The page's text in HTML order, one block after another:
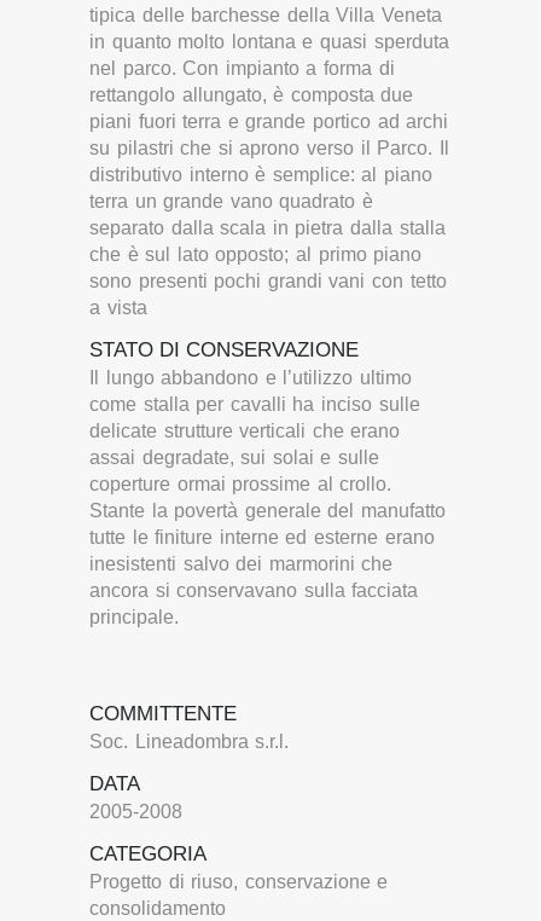
tipica delle barchesse della Villa Veneta
in quanto molto lontana e quasi sperduta
nel parco. Con impianto a forma di
rettangolo allungato, è composta due
piani fuori terra e grande portico ad archi
su pilastri che si aprono verso il Parco. Il
distributivo interno è semplice: al piano
terra un grande vano quadrato è
separato dalla scala in pietra dalla stalla
che è sul lato opposto; al primo piano
sono presenti pochi grandi vani con tetto
a vista
STATO DI CONSERVAZIONE
Il lungo abbandono e l’utilizzo ultimo
come stalla per cavalli ha inciso sulle
delicate strutture verticali che erano
assai degradate, sui solai e sulle
coperture ormai prossime al crollo.
Stante la povertà generale del manufatto
tutte le finiture interne ed esterne erano
inesistenti salvo dei marmorini che
ancora si conservavano sulla facciata
principale.
COMMITTENTE
Soc. Lineadombra s.r.l.
DATA
2005-2008
CATEGORIA
Progetto di riuso, conservazione e
consolidamento